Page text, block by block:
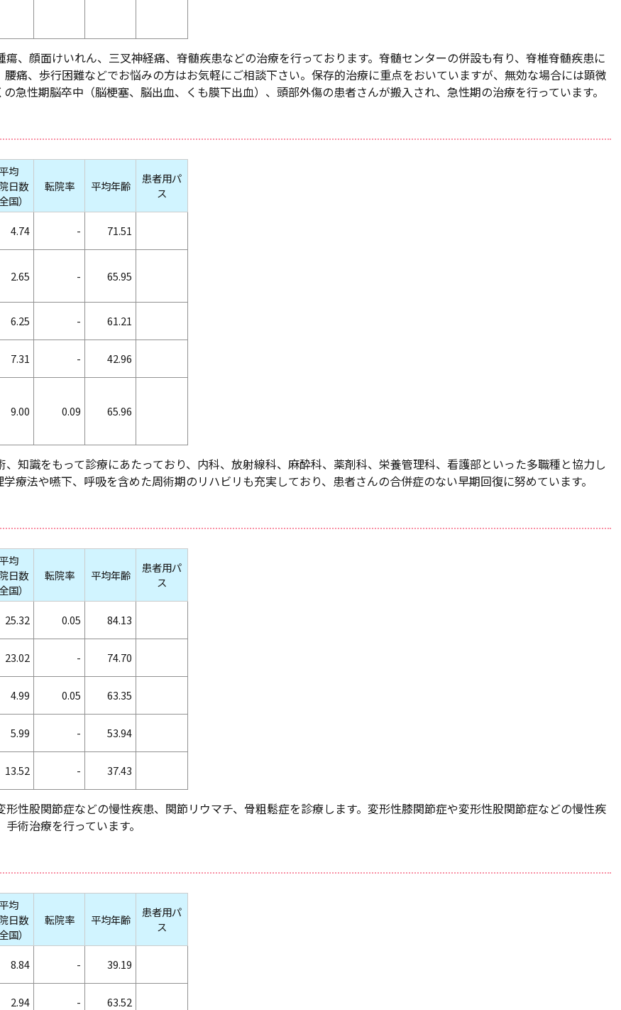
、顔面けいれん、三叉神経痛、脊髄疾患などの治療を行っております。脊髄センターの併設も有り、脊椎脊髄疾患に
痛、歩行困難などでお悩みの方はお気軽にご相談下さい。保存的治療に重点をおいていますが、無効な場合には顕微
急性期脳卒中（脳梗塞、脳出血、くも膜下出血）、頭部外傷の患者さんが搬入され、急性期の治療を行っています。
平均
日数
国）
転院率 平均年齢
患者用パ
ス
4.74 - 71.51
2.65 - 65.95
6.25 - 61.21
7.31 - 42.96
9.00 0.09 65.96
知識をもって診療にあたっており、内科、放射線科、麻酔科、薬剤科、栄養管理科、看護部といった多職種と協力し
療法や嚥下、呼吸を含めた周術期のリハビリも充実しており、患者さんの合併症のない早期回復に努めています。
平均
日数
国）
転院率 平均年齢
患者用パ
ス
25.32 0.05 84.13
23.02 - 74.70
4.99 0.05 63.35
5.99 - 53.94
13.52 - 37.43
性股関節症などの慢性疾患、関節リウマチ、骨粗鬆症を診療します。変形性膝関節症や変形性股関節症などの慢性疾
術治療を行っています。
平均
日数
国）
転院率 平均年齢
患者用パ
ス
8.84 - 39.19
2.94 - 63.52